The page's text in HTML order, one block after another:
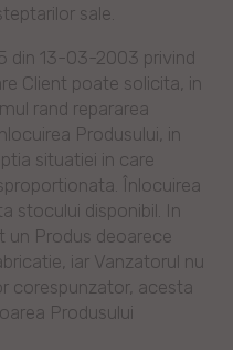
sale.
din 13-03-2003 privind
Client poate solicita, in
rand repararea
Produsului, in
situatiei in care
Înlocuirea
stocului disponibil. In
un Produs deoarece
iar Vanzatorul nu
corespunzator, acesta
Produsului